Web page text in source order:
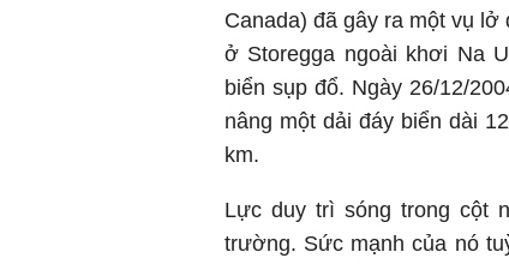
Canada) đã gây ra một vụ
ở Storegga ngoài khơi Na
biển sụp đổ. Ngày 26/12/
nâng một dải đáy biển dài
km.
Lực duy trì sóng trong cột
trường. Sức mạnh của nó